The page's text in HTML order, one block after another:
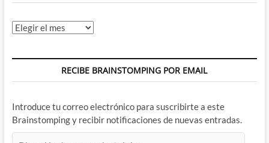
Archivos
RECIBE BRAINSTOMPING POR EMAIL
Introduce tu correo electrónico para suscribirte a este
Brainstomping y recibir notificaciones de nuevas entradas.